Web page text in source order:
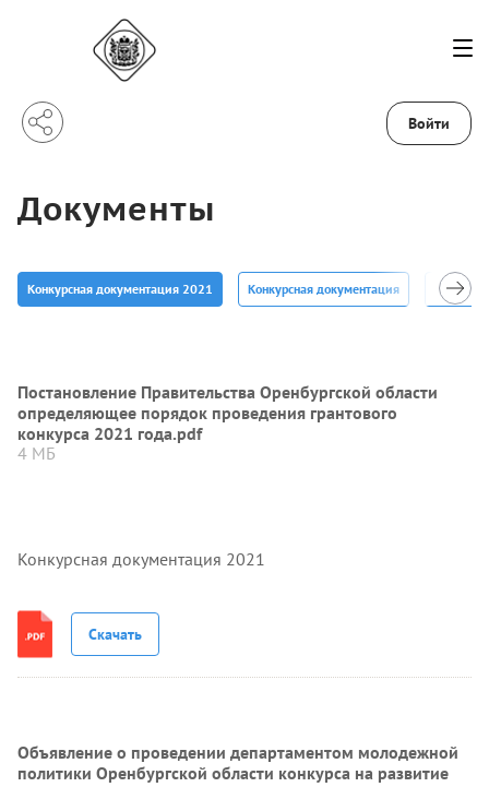
Войти
Документы
Конкурсная документация 2021 Конкурсная документация Отчеты
Постановление Правительства Оренбургской области
определяющее порядок проведения грантового
конкурса 2021 года.pdf
4 МБ
Конкурсная документация 2021
Скачать
Объявление о проведении департаментом молодежной
политики Оренбургской области конкурса на развитие